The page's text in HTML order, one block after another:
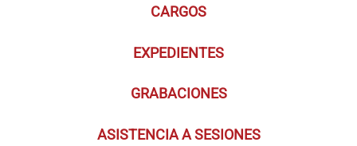
CARGOS
EXPEDIENTES
GRABACIONES
ASISTENCIA A SESIONES